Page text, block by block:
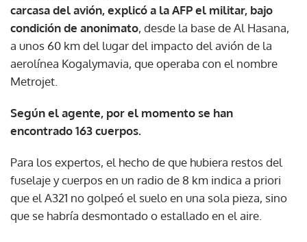
carcasa del avión, explicó a la AFP el militar, bajo
condición de anonimato, desde la base de Al Hasana,
a unos 60 km del lugar del impacto del avión de la
aerolínea Kogalymavia, que operaba con el nombre
Metrojet.
Según el agente, por el momento se han
encontrado 163 cuerpos.
Para los expertos, el hecho de que hubiera restos del
fuselaje y cuerpos en un radio de 8 km indica a priori
que el A321 no golpeó el suelo en una sola pieza, sino
que se habría desmontado o estallado en el aire.